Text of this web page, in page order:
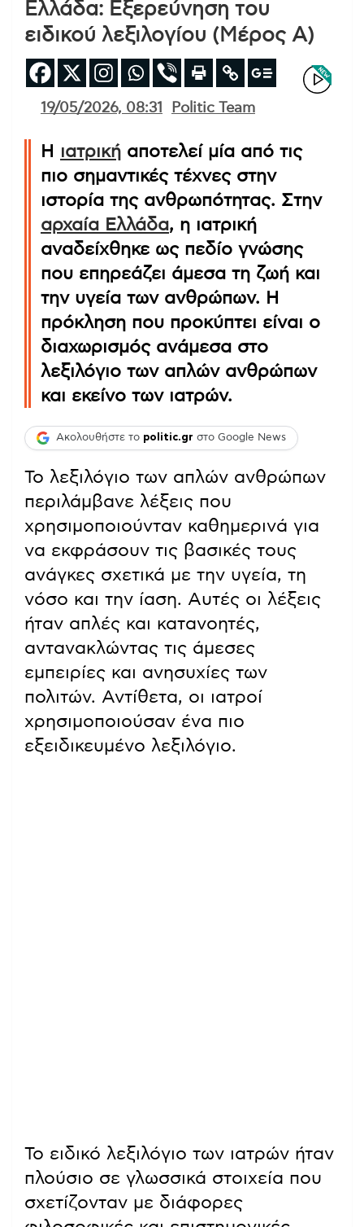
Ελλάδα: Εξερεύνηση του
ειδικού λεξιλογίου (Μέρος Α)
19/05/2026, 08:31 Politic Team
Η ιατρική αποτελεί μία από τις
πιο σημαντικές τέχνες στην
ιστορία της ανθρωπότητας. Στην
αρχαία Ελλάδα, η ιατρική
αναδείχθηκε ως πεδίο γνώσης
που επηρεάζει άμεσα τη ζωή και
την υγεία των ανθρώπων. Η
πρόκληση που προκύπτει είναι ο
διαχωρισμός ανάμεσα στο
λεξιλόγιο των απλών ανθρώπων
και εκείνο των ιατρών.
Ακολουθήστε το politic.gr στο Google News
Το λεξιλόγιο των απλών ανθρώπων
περιλάμβανε λέξεις που
χρησιμοποιούνταν καθημερινά για
να εκφράσουν τις βασικές τους
ανάγκες σχετικά με την υγεία, τη
νόσο και την ίαση. Αυτές οι λέξεις
ήταν απλές και κατανοητές,
αντανακλώντας τις άμεσες
εμπειρίες και ανησυχίες των
πολιτών. Αντίθετα, οι ιατροί
χρησιμοποιούσαν ένα πιο
εξειδικευμένο λεξιλόγιο.
Το ειδικό λεξιλόγιο των ιατρών ήταν
πλούσιο σε γλωσσικά στοιχεία που
σχετίζονταν με διάφορες